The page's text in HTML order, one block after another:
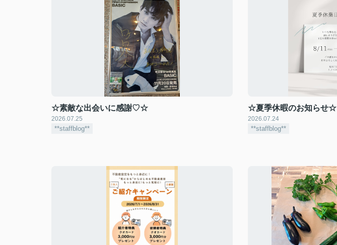
☆素敵な出会いに感謝♡☆
2026.07.25
**staffblog**
☆夏季休暇のお知らせ☆
2026.07.24
**staffblog**